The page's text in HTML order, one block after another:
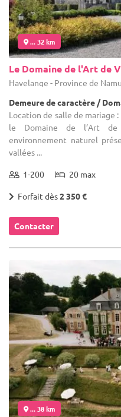
... 32 km
Le Domaine de l'Art de
Havelange - Province de
Demeure de caractère /
Location de salle de mariage
le Domaine de l’Art
environnement naturel
vallées ...
1-200 20 max
Forfait dès2 350 €
Contacter
... 38 km